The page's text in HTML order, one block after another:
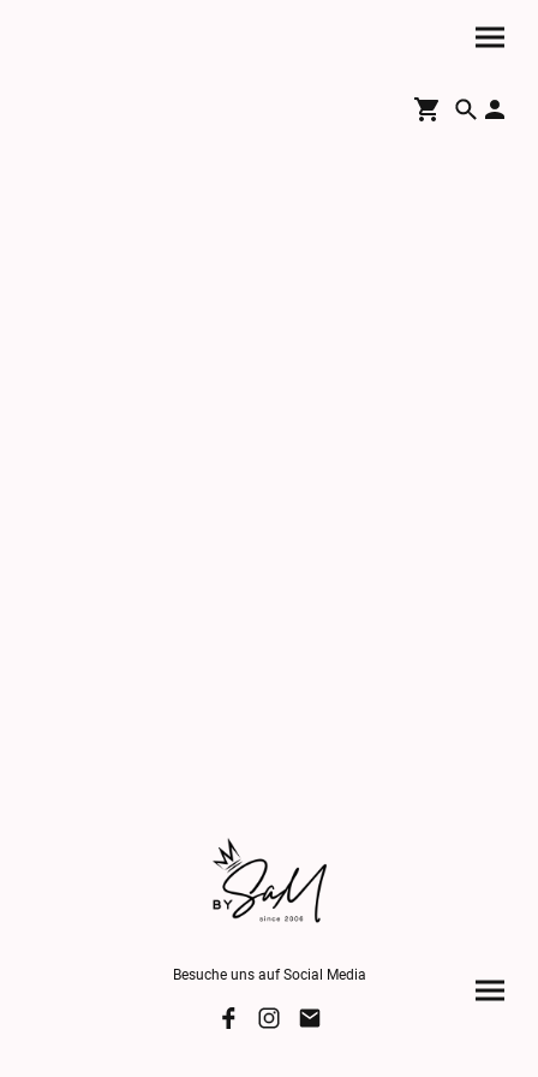
Besuche uns auf Social Media